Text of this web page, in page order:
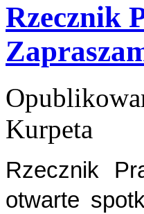
Rzecznik
Kurpeta
Rzecznik
otwarte